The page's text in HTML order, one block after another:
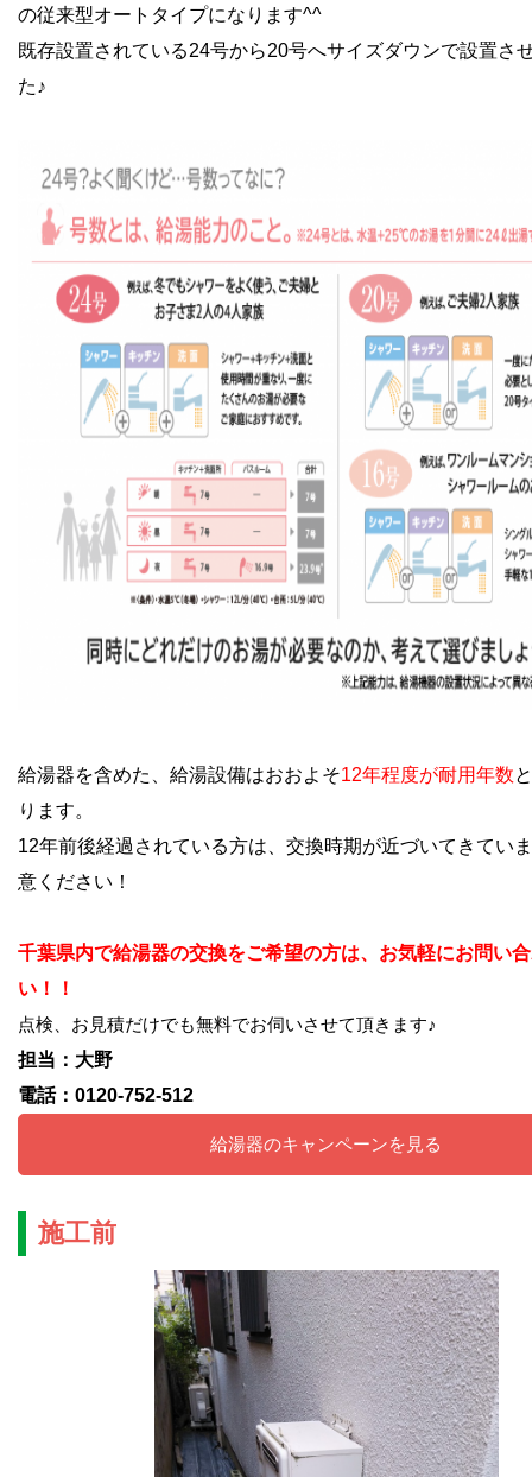
の従来型オートタイプになります^^
既存設置されている24号から20号へサイズダウンで設置さ
た♪
給湯器を含めた、給湯設備はおおよそ12年程度が耐用年数
ります。
12年前後経過されている方は、交換時期が近づいてきてい
意ください！
千葉県内で給湯器の交換をご希望の方は、お気軽にお問い
い！！
点検、お見積だけでも無料でお伺いさせて頂きます♪
担当：大野
電話：0120-752-512
給湯器のキャンペーンを見る
施工前